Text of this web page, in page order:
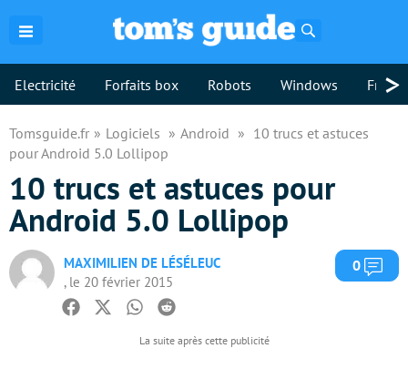
Electricité Forfaits box Robots Windows >
Tomsguide.fr Logiciels Android
10 trucs et astuces
pour Android 5.0 Lollipop
10 trucs et astuces pour
Android 5.0 Lollipop
MAXIMILIEN DE LÉSÉLEUC
, le 20 février 2015
0
Facebook
TwitterWhatsapp
Reddit